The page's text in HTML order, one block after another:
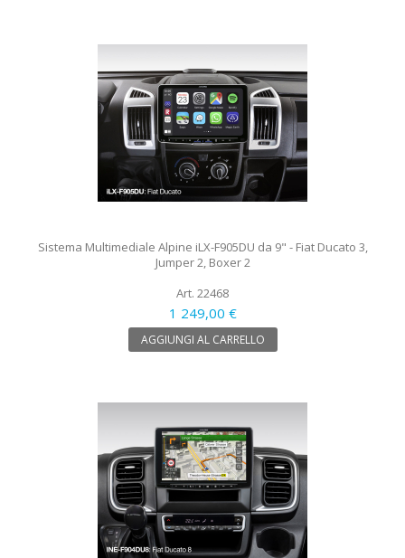
Sistema Multimediale Alpine iLX-F905DU da 9" - Fiat Ducato 3,
Jumper 2, Boxer 2
Art. 22468
1 249,00 €
AGGIUNGI AL CARRELLO